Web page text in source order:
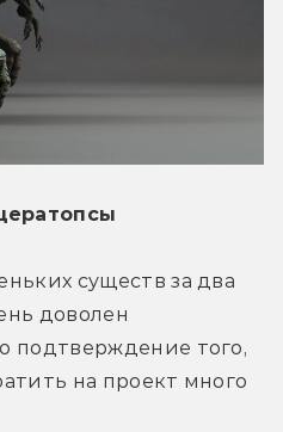
существ за два
доволен
подтверждение того,
на проект много